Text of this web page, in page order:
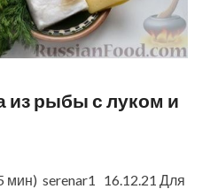
из рыбы с луком и
мин) serenar1 16.12.21 Для